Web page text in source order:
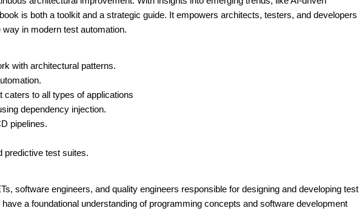
is both a toolkit and a strategic guide. It empowers architects, testers, and developers
in modern test automation.
with architectural patterns.
caters to all types of applications
dependency injection.
pipelines.
predictive test suites.
software engineers, and quality engineers responsible for designing and developing test
a foundational understanding of programming concepts and software development